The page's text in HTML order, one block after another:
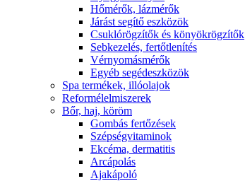
Hőmérők, lázmérők
Járást segítő eszközök
Csuklórögzítők és könyökrögzítők
Sebkezelés, fertőtlenítés
Vérnyomásmérők
Egyéb segédeszközök
Spa termékek, illóolajok
Reformélelmiszerek
Bőr, haj, köröm
Gombás fertőzések
Szépségvitaminok
Ekcéma, dermatitis
Arcápolás
Ajakápoló